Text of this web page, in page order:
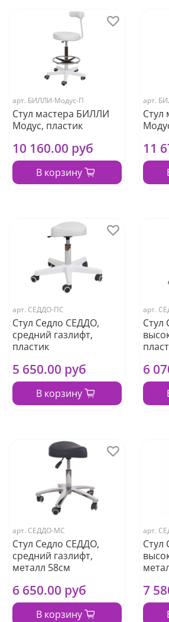
арт. БИЛЛИ-Модус-П
Стул мастера БИЛЛИ
Модус, пластик
10 160.00 руб
В корзину
арт.
Стул
11
арт. СЕДДО-ПС
Стул Седло СЕДДО,
средний газлифт,
пластик
5 650.00 руб
В корзину
арт.
Стул
6
арт. СЕДДО-МС
Стул Седло СЕДДО,
средний газлифт,
металл 58см
6 650.00 руб
В корзину
арт.
Стул
7